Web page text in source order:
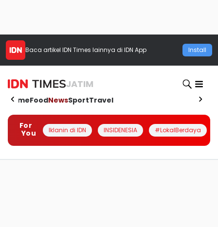
Baca artikel IDN Times lainnya di IDN App Install
JATIM
HomeFoodNewsSportTravel
For
You
Iklanin di IDN INSIDENESIA #LokalBerdaya